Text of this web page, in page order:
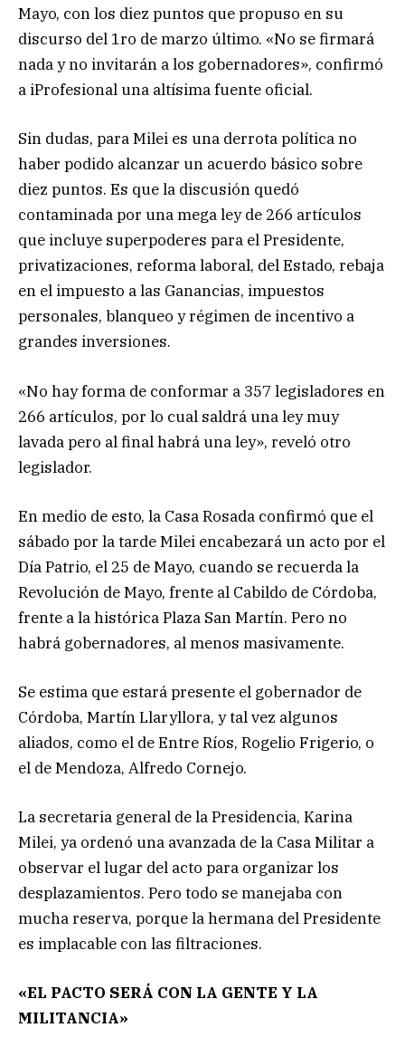
Mayo, con los diez puntos que propuso en su
discurso del 1ro de marzo último. «No se firmará
nada y no invitarán a los gobernadores», confirmó
a iProfesional una altísima fuente oficial.
Sin dudas, para Milei es una derrota política no
haber podido alcanzar un acuerdo básico sobre
diez puntos. Es que la discusión quedó
contaminada por una mega ley de 266 artículos
que incluye superpoderes para el Presidente,
privatizaciones, reforma laboral, del Estado, rebaja
en el impuesto a las Ganancias, impuestos
personales, blanqueo y régimen de incentivo a
grandes inversiones.
«No hay forma de conformar a 357 legisladores en
266 artículos, por lo cual saldrá una ley muy
lavada pero al final habrá una ley», reveló otro
legislador.
En medio de esto, la Casa Rosada confirmó que el
sábado por la tarde Milei encabezará un acto por el
Día Patrio, el 25 de Mayo, cuando se recuerda la
Revolución de Mayo, frente al Cabildo de Córdoba,
frente a la histórica Plaza San Martín. Pero no
habrá gobernadores, al menos masivamente.
Se estima que estará presente el gobernador de
Córdoba, Martín Llaryllora, y tal vez algunos
aliados, como el de Entre Ríos, Rogelio Frigerio, o
el de Mendoza, Alfredo Cornejo.
La secretaria general de la Presidencia, Karina
Milei, ya ordenó una avanzada de la Casa Militar a
observar el lugar del acto para organizar los
desplazamientos. Pero todo se manejaba con
mucha reserva, porque la hermana del Presidente
es implacable con las filtraciones.
«EL PACTO SERÁ CON LA GENTE Y LA
MILITANCIA»